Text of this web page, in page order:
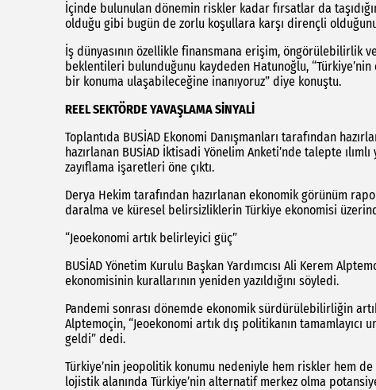
İçinde bulunulan dönemin riskler kadar fırsatlar da
olduğu gibi bugün de zorlu koşullara karşı dirençli
İş dünyasının özellikle finansmana erişim, öngörülebilirlik
beklentileri bulunduğunu kaydeden Hatunoğlu,
bir konuma ulaşabileceğine inanıyoruz” diye konuştu.
REEL SEKTÖRDE YAVAŞLAMA SİNYALİ
Toplantıda BUSİAD Ekonomi Danışmanları tarafından
hazırlanan BUSİAD İktisadi Yönelim Anketi’nde talepte
zayıflama işaretleri öne çıktı.
Derya Hekim tarafından hazırlanan ekonomik görünüm
daralma ve küresel belirsizliklerin Türkiye ekonomisi
“Jeoekonomi artık belirleyici güç”
BUSİAD Yönetim Kurulu Başkan Yardımcısı Ali Kerem
ekonomisinin kurallarının yeniden yazıldığını söyledi.
Pandemi sonrası dönemde ekonomik sürdürülebilirliğin
Alptemoçin, “Jeoekonomi artık dış politikanın
geldi” dedi.
Türkiye’nin jeopolitik konumu nedeniyle hem riskler hem
lojistik alanında Türkiye’nin alternatif merkez olma